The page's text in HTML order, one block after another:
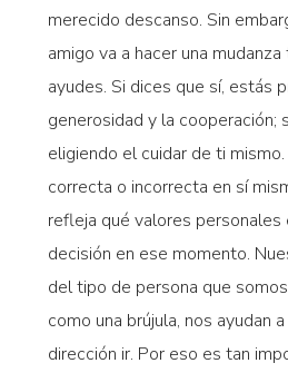
merecido descanso. Sin
amigo va a hacer una
ayudes. Si dices que sí, estás
generosidad y la cooperación;
eligiendo el cuidar de ti
correcta o incorrecta en sí
refleja qué valores personales
decisión en ese momento.
del tipo de persona que
como una brújula, nos ayudan
dirección ir. Por eso es tan